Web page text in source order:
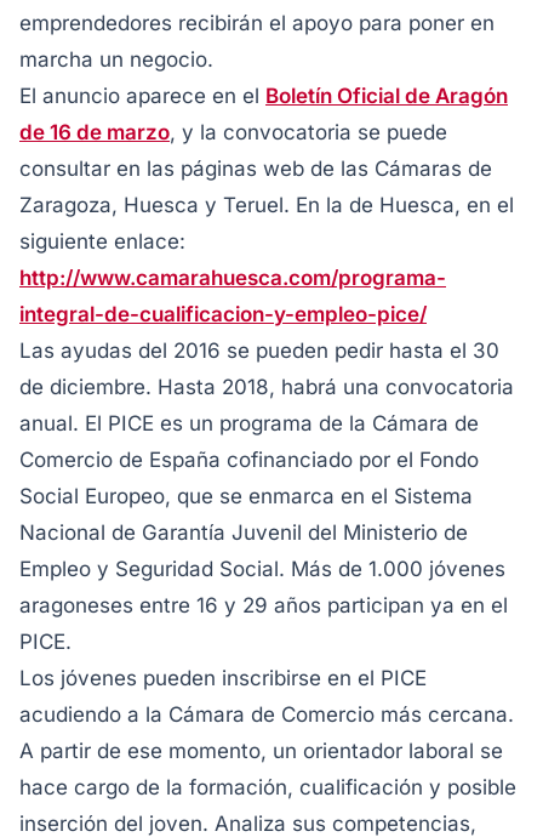
emprendedores recibirán el apoyo para poner en
marcha un negocio.
El anuncio aparece en el Boletín Oficial de Aragón
de 16 de marzo, y la convocatoria se puede
consultar en las páginas web de las Cámaras de
Zaragoza, Huesca y Teruel. En la de Huesca, en el
siguiente enlace:
http://www.camarahuesca.com/programa-
integral-de-cualificacion-y-empleo-pice/
Las ayudas del 2016 se pueden pedir hasta el 30
de diciembre. Hasta 2018, habrá una convocatoria
anual. El PICE es un programa de la Cámara de
Comercio de España cofinanciado por el Fondo
Social Europeo, que se enmarca en el Sistema
Nacional de Garantía Juvenil del Ministerio de
Empleo y Seguridad Social. Más de 1.000 jóvenes
aragoneses entre 16 y 29 años participan ya en el
PICE.
Los jóvenes pueden inscribirse en el PICE
acudiendo a la Cámara de Comercio más cercana.
A partir de ese momento, un orientador laboral se
hace cargo de la formación, cualificación y posible
inserción del joven. Analiza sus competencias,